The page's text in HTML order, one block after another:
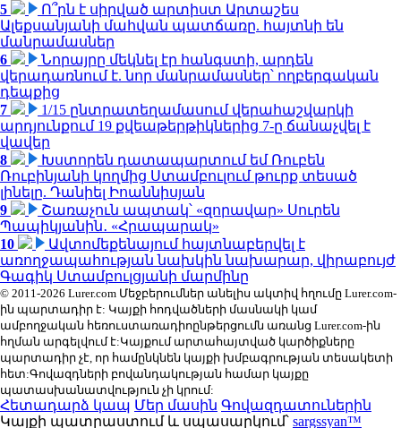
5
Ո՞րն է սիրված արտիստ Արտաշես
Ալեքսանյանի մահվան պատճառը. հայտնի են
մանրամասներ
6
Նորայրը մեկնել էր հանգստի, արդեն
վերադառնում է. նոր մանրամասներ՝ ողբերգական
դեպքից
7
1/15 ընտրատեղամասում վերահաշվարկի
արդյունքում 19 քվեաթերթիկներից 7-ը ճանաչվել է
վավեր
8
Խստորեն դատապարտում եմ Ռուբեն
Ռուբինյանի կողմից Ստամբուլում թուրք տեսած
լինելը. Դանիել Իոաննիսյան
9
Շառաչուն ապտակ՝ «զորավար» Սուրեն
Պապիկյանին․ «Հրապարակ»
10
Ավտոմեքենայում հայտնաբերվել է
առողջապահության նախկին նախարար, վիրաբույժ
Գագիկ Ստամբուլցյանի մարմինը
© 2011-2026 Lurer.com Մեջբերումներ անելիս ակտիվ հղումը Lurer.com-
ին պարտադիր է: Կայքի հոդվածների մասնակի կամ
ամբողջական հեռուստառադիոընթերցումն առանց Lurer.com-ին
հղման արգելվում է:Կայքում արտահայտված կարծիքները
պարտադիր չէ, որ համընկնեն կայքի խմբագրության տեսակետի
հետ:Գովազդների բովանդակության համար կայքը
պատասխանատվություն չի կրում:
Հետադարձ կապ Մեր մասին Գովազդատուներին
Կայքի պատրաստում և սպասարկում՝ sargssyan™